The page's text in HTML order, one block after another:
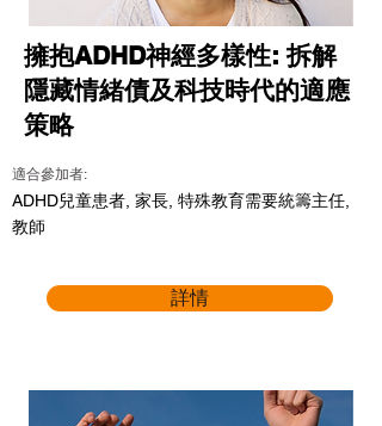
擁抱ADHD神經多樣性: 拆解
隱藏情緒債及科技時代的適應
策略
適合參加者:
ADHD兒童患者, 家長, 特殊教育需要統籌主任,
教師
詳情